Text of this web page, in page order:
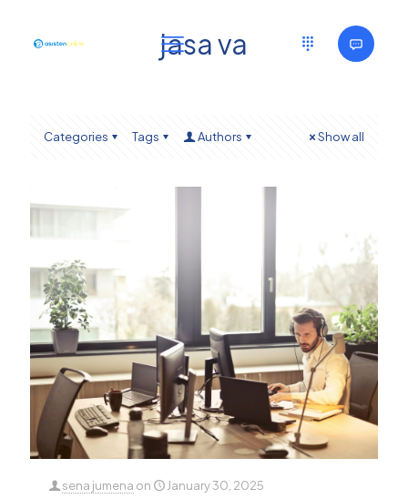
jasa va
Categories Tags Authors Show all
sena jumena on January 30, 2025